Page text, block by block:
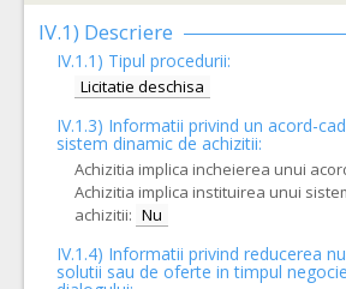
IV.1) Descriere
IV.1.1) Tipul procedurii:
Licitatie deschisa
IV.1.3) Informatii privind un acord-
sistem dinamic de achizitii:
Achizitia implica incheierea unui
Achizitia implica instituirea unui
achizitii: Nu
IV.1.4) Informatii privind reducerea
solutii sau de oferte in timpul